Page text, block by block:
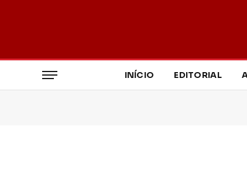
INÍCIO EDITORIAL